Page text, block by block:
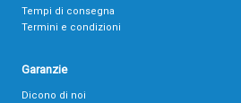
Tempi di consegna
Termini e condizioni
Garanzie
Dicono di noi